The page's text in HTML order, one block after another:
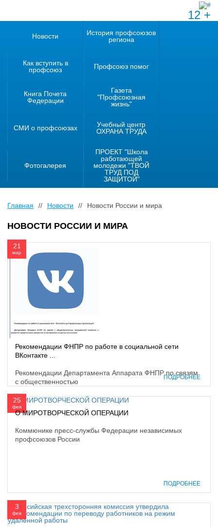
12 +
Новости
История профсоюзов
региона
Как вступить в
профсоюз
Профсоюз помог
Книга Почета
Федерации
Газета
"Профсоюзная
жизнь"
СМИ о профсоюзах
Учебный центр
ОХРАНА ТРУДА
Фотогалерея
ПРОЕКТ "Школа
работающей
молодежи "ТВОЙ
ТРУД ПОД
ЗАЩИТОЙ"
Главная // Новости // Новости России и мира
НОВОСТИ РОССИИ И МИРА
21
мар
Рекомендации ФНПР по работе в социальной сети
ВКонтакте ...
Рекомендации Департамента Аппарата ФНПР по связям
с общественностью
ПОДРОБНЕЕ
25
фев
О МИРОТВОРЧЕСКОЙ ОПЕРАЦИИ
Коммюнике пресс-службы Федерации независимых
профсоюзов России
ПОДРОБНЕЕ
3
фев